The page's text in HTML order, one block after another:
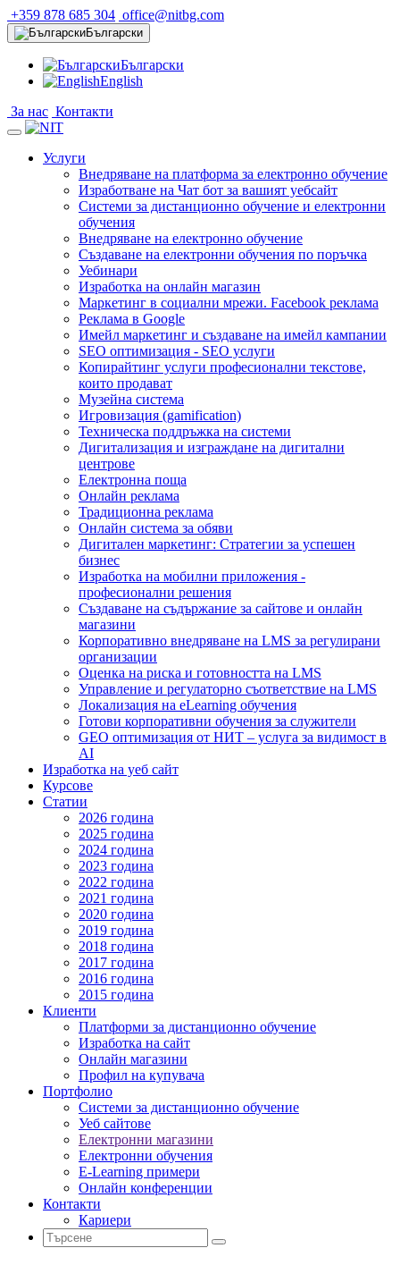
+359 878 685 304 office@nitbg.com
Български
Български
English
За нас Контакти
Услуги
Внедряване на платформа за електронно обучение
Изработване на Чат бот за вашият уебсайт
Системи за дистанционно обучение и електронни
обучения
Внедряване на електронно обучение
Създаване на електронни обучения по поръчка
Уебинари
Изработка на онлайн магазин
Маркетинг в социални мрежи. Facebook реклама
Реклама в Google
Имейл маркетинг и създаване на имейл кампании
SEO оптимизация - SEO услуги
Копирайтинг услуги професионални текстове,
които продават
Музейна система
Игровизация (gamification)
Техническа поддръжка на системи
Дигитализация и изграждане на дигитални
центрове
Електронна поща
Онлайн реклама
Традиционна реклама
Онлайн система за обяви
Дигитален маркетинг: Стратегии за успешен
бизнес
Изработка на мобилни приложения -
професионални решения
Създаване на съдържание за сайтове и онлайн
магазини
Корпоративно внедряване на LMS за регулирани
организации
Оценка на риска и готовността на LMS
Управление и регулаторно съответствие на LMS
Локализация на eLearning обучения
Готови корпоративни обучения за служители
GEO оптимизация от НИТ – услуга за видимост в
AI
Изработка на уеб сайт
Курсове
Статии
2026 година
2025 година
2024 година
2023 година
2022 година
2021 година
2020 година
2019 година
2018 година
2017 година
2016 година
2015 година
Клиенти
Платформи за дистанционно обучение
Изработка на сайт
Онлайн магазини
Профил на купувача
Портфолио
Системи за дистанционно обучение
Уеб сайтове
Електронни магазини
Електронни обучения
E-Learning примери
Онлайн конференции
Контакти
Кариери